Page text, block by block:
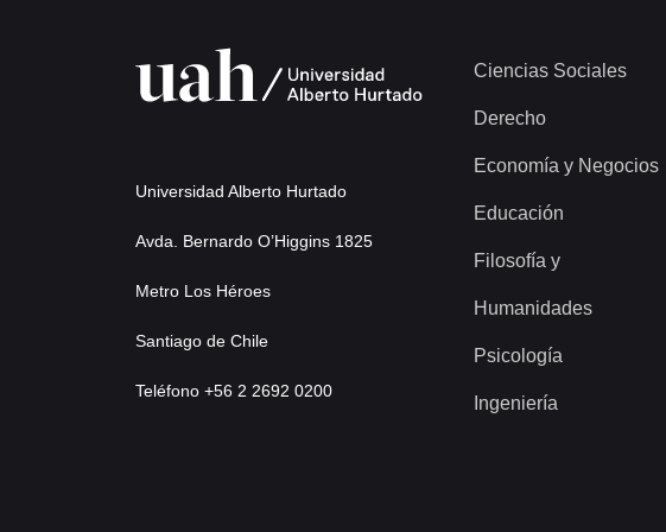
Universidad Alberto Hurtado
Avda. Bernardo O’Higgins 1825
Metro Los Héroes
Santiago de Chile
Teléfono +56 2 2692 0200
Ciencias Sociales
Derecho
Economía y Negocios
Educación
Filosofía y
Humanidades
Psicología
Ingeniería